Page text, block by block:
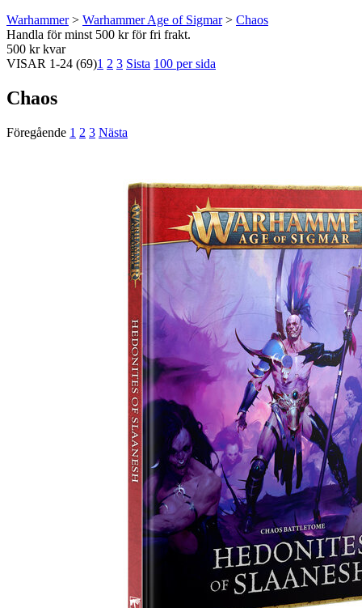
Warhammer> Warhammer Age of Sigmar> Chaos
Handla för minst 500 kr för fri frakt.
500 kr kvar
VISAR 1-24 (69)1 2 3 Sista 100 per sida
Chaos
Föregående 1 2 3 Nästa